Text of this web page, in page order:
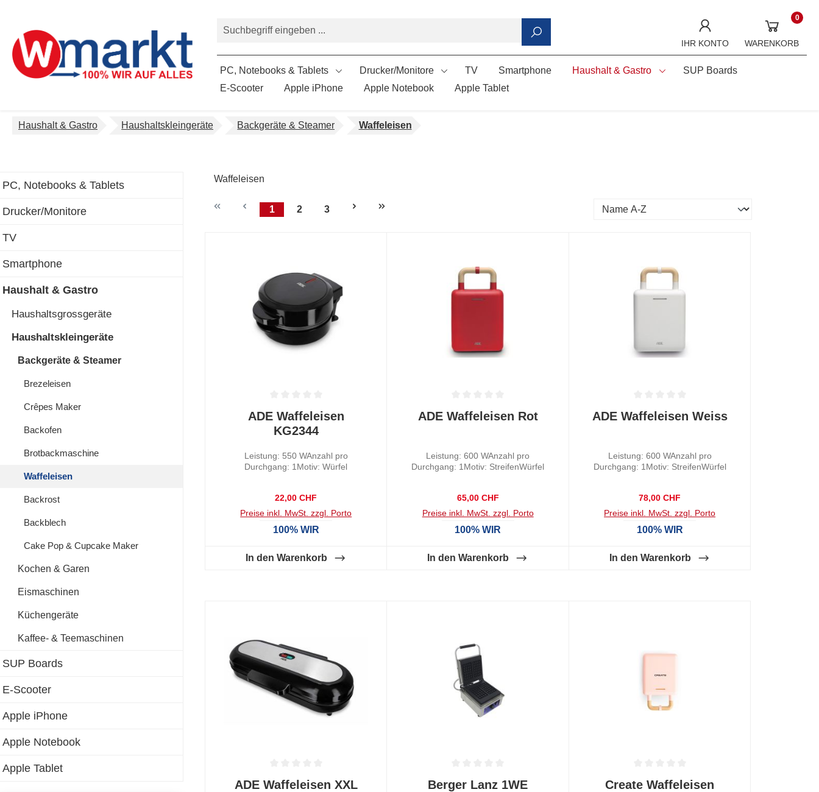
IHR KONTO
0
WARENKORB
PC, Notebooks & Tablets Drucker/Monitore TV Smartphone Haushalt & Gastro
SUP Boards
E-Scooter
Apple iPhone Apple Notebook Apple Tablet
Haushalt & Gastro Haushaltskleingeräte Backgeräte & Steamer Waffeleisen
PC, Notebooks & Tablets
Drucker/Monitore
TV
Smartphone
Haushalt & Gastro
Haushaltsgrossgeräte
Haushaltskleingeräte
Backgeräte & Steamer
Brezeleisen
Crêpes Maker
Backofen
Brotbackmaschine
Waffeleisen
Backrost
Backblech
Cake Pop & Cupcake Maker
Kochen & Garen
Eismaschinen
Küchengeräte
Kaffee- & Teemaschinen
SUP Boards
E-Scooter
Apple iPhone
Apple Notebook
Apple Tablet
Waffeleisen
Seite
1
Seite
2
Seite
3
Durchschnittliche Bewertung von 0 von 5 Sternen
ADE Waffeleisen
KG2344
Leistung: 550 WAnzahl pro
Durchgang: 1Motiv: Würfel
Regulärer Preis:
22,00 CHF
Preise inkl. MwSt. zzgl. Porto
100% WIR
In den Warenkorb
Durchschnittliche Bewertung von 0 von 5 Sternen
ADE Waffeleisen Rot
Leistung: 600 WAnzahl pro
Durchgang: 1Motiv: StreifenWürfel
Regulärer Preis:
65,00 CHF
Preise inkl. MwSt. zzgl. Porto
100% WIR
In den Warenkorb
Durchschnittliche Bewertung von 0 von 5 Sternen
ADE Waffeleisen Weiss
Leistung: 600 WAnzahl pro
Durchgang: 1Motiv: StreifenWürfel
Regulärer Preis:
78,00 CHF
Preise inkl. MwSt. zzgl. Porto
100% WIR
In den Warenkorb
Durchschnittliche Bewertung von 0 von 5 Sternen
ADE Waffeleisen XXL
Berger Lanz 1WE
Durchschnittliche Bewertung von 0 von 5 Sternen
Create Waffeleisen